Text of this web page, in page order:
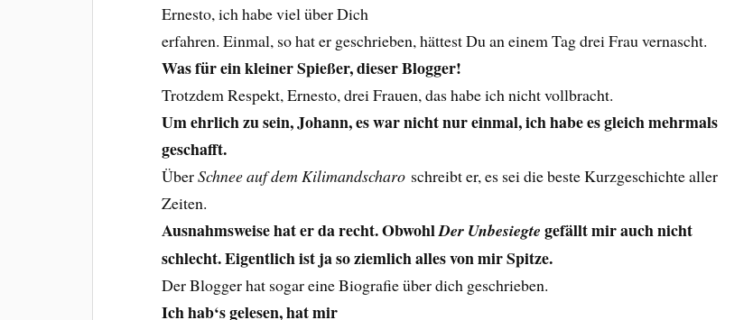
Ernesto, ich habe viel über Dich
erfahren. Einmal, so hat er geschrieben, hättest Du an einem Tag drei Frau vernascht.
Was für ein kleiner Spießer, dieser Blogger!
Trotzdem Respekt, Ernesto, drei Frauen, das habe ich nicht vollbracht.
Um ehrlich zu sein, Johann, es war nicht nur einmal, ich habe es gleich mehrmals
geschafft.
ÜberSchnee auf dem Kilimandscharo schreibt er, es sei die beste Kurzgeschichte aller
Zeiten.
Ausnahmsweise hat er da recht. ObwohlDer Unbesiegte gefällt mir auch nicht
schlecht. Eigentlich ist ja so ziemlich alles von mir Spitze.
Der Blogger hat sogar eine Biografie über dich geschrieben.
Ich hab‘s gelesen, hat mir